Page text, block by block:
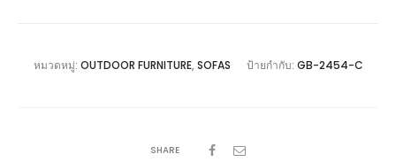
หมวดหมู่: OUTDOOR FURNITURE, SOFAS ป้ายกำกับ: GB-2454-C
SHARE